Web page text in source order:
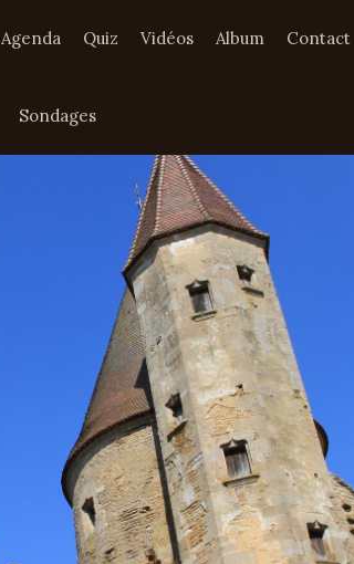
Agenda Quiz Vidéos Album Contact
Sondages